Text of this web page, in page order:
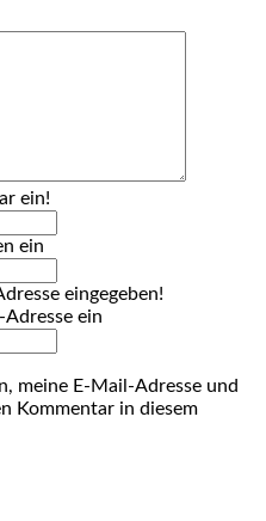
ein!
ein
eingegeben!
ein
meine E-Mail-Adresse und
Kommentar in diesem